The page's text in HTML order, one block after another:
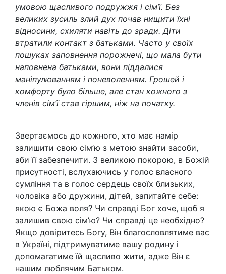
умовою щасливого подружжя і сім’ї. Без
великих зусиль злий дух почав нищити їхні
відносини, схиляти навіть до зради. Діти
втратили контакт з батьками. Часто у своїх
пошуках заповнення порожнечі, що мала бути
наповнена батьками, вони піддалися
маніпулюванням і поневоленням. Грошей і
комфорту було більше, але стан кожного з
членів сім’ї став гіршим, ніж на початку.
Звертаємось до кожного, хто має намір
залишити свою сім’ю з метою знайти засоби,
аби її забезпечити. З великою покорою, в Божій
присутності, вслухаючись у голос власного
сумління та в голос сердець своїх близьких,
чоловіка або дружини, дітей, запитайте себе:
якою є Божа воля? Чи справді Бог хоче, щоб я
залишив свою сім’ю? Чи справді це необхідно?
Якщо довіритесь Богу, Він благословлятиме вас
в Україні, підтримуватиме вашу родину і
допомагатиме їй щасливо жити, адже Він є
нашим люблячим Батьком.